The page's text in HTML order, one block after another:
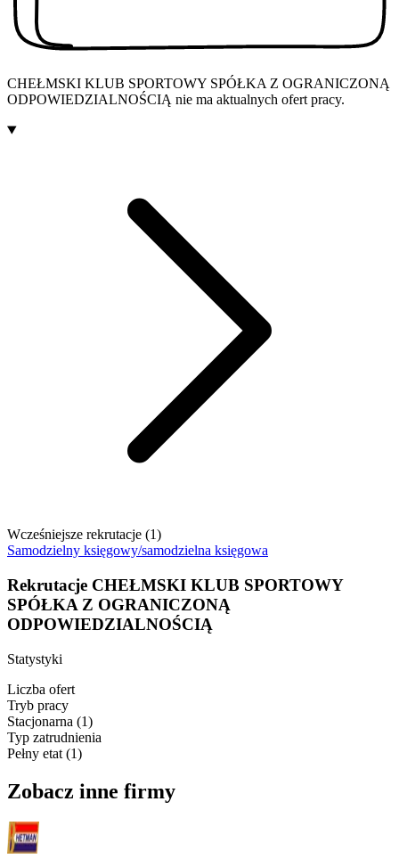
CHEŁMSKI KLUB SPORTOWY SPÓŁKA Z OGRANICZONĄ
ODPOWIEDZIALNOŚCIĄ nie ma aktualnych ofert pracy.
Wcześniejsze rekrutacje (1)
Samodzielny księgowy/samodzielna księgowa
Rekrutacje CHEŁMSKI KLUB SPORTOWY
SPÓŁKA Z OGRANICZONĄ
ODPOWIEDZIALNOŚCIĄ
Statystyki
Liczba ofert
Tryb pracy
Stacjonarna (1)
Typ zatrudnienia
Pełny etat (1)
Zobacz inne firmy